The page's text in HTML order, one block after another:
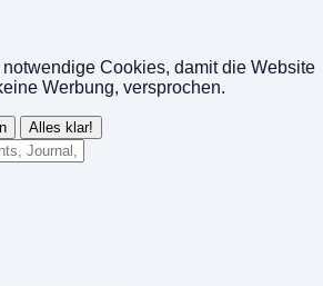
Cookies, damit die Website
Werbung, versprochen.
Alles klar!